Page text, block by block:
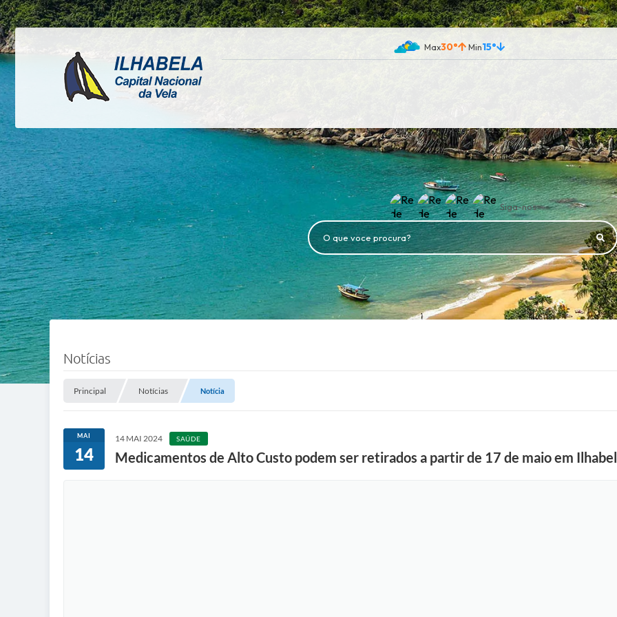
30° 15°
Siga-nos
O que voce procura?
Notícias
Principal Notícias Notícia
MAI
14
14 MAI 2024 SAÚDE
Medicamentos de Alto Custo podem ser retirados a partir de 17 de maio em